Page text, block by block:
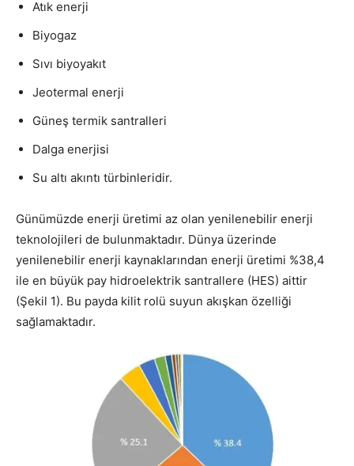
Atık enerji
Biyogaz
Sıvı biyoyakıt
Jeotermal enerji
Güneş termik santralleri
Dalga enerjisi
Su altı akıntı türbinleridir.
Günümüzde enerji üretimi az olan yenilenebilir enerji
teknolojileri de bulunmaktadır. Dünya üzerinde
yenilenebilir enerji kaynaklarından enerji üretimi %38,4
ile en büyük pay hidroelektrik santrallere (HES) aittir
(Şekil 1). Bu payda kilit rolü suyun akışkan özelliği
sağlamaktadır.